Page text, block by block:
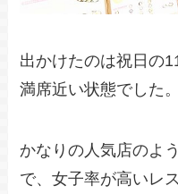
出かけたのは祝日の
満席近い状態でした。
かなりの人気店のよ
で、女子率が高いレ